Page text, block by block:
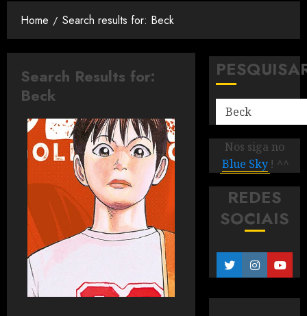
Home Search results for: Beck
Search Results for:
Beck
Nos siga no
Blue Sky ! ^^
REDES
SOCIAIS